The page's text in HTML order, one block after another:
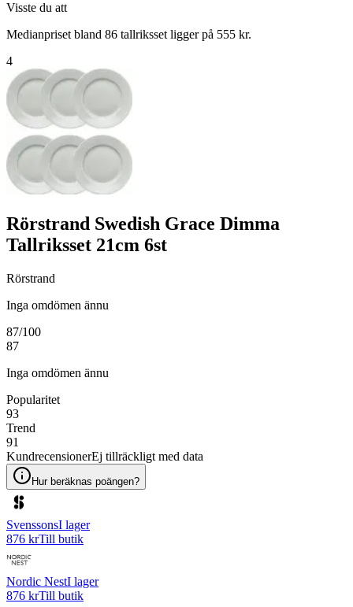
Visste du att
Medianpriset bland 86 tallriksset ligger på 555 kr.
4
Rörstrand Swedish Grace Dimma
Tallriksset 21cm 6st
Rörstrand
Inga omdömen ännu
87/100
87
Inga omdömen ännu
Popularitet
93
Trend
91
KundrecensionerEj tillräckligt med data
Hur beräknas poängen?
SvenssonsI lager
876 krTill butik
Nordic NestI lager
876 krTill butik